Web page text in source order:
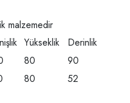
malzemedir
Yükseklik
Derinlik
80
90
80 52